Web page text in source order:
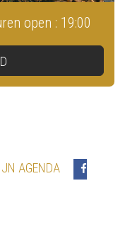
open : 19:00
AGENDA